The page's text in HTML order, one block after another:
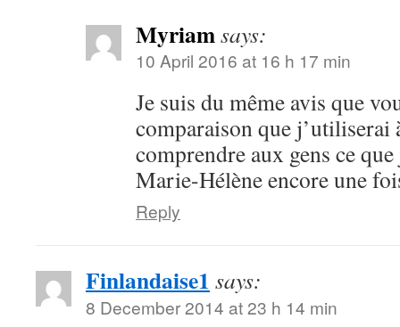
Myriamsays:
10 April 2016 at 16 h 17 min
Je suis du même avis que
comparaison que j’utiliserai
comprendre aux gens ce
Marie-Hélène encore une
Reply
Finlandaise1 says:
8 December 2014 at 23 h 14 min